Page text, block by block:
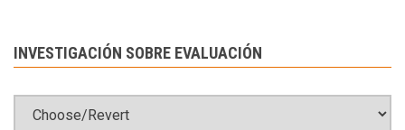
INVESTIGACIÓN SOBRE EVALUACIÓN